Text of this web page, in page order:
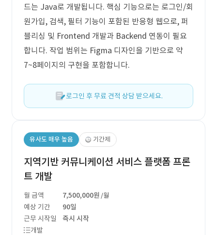
드는 Java로 개발됩니다. 핵심 기능으로는 로그인/회
원가입, 검색, 필터 기능이 포함된 반응형 웹으로, 퍼
블리싱 및 Frontend 개발과 Backend 연동이 필요
합니다. 작업 범위는 Figma 디자인을 기반으로 약
7~8페이지의 구현을 포함합니다.
로그인 후 무료 견적 상담 받으세요.
유사도 매우 높음 기간제
지역기반 커뮤니케이션 서비스 플랫폼 프론
트 개발
월 금액 7,500,000원 /월
예상 기간
90일
근무 시작일
즉시 시작
개발